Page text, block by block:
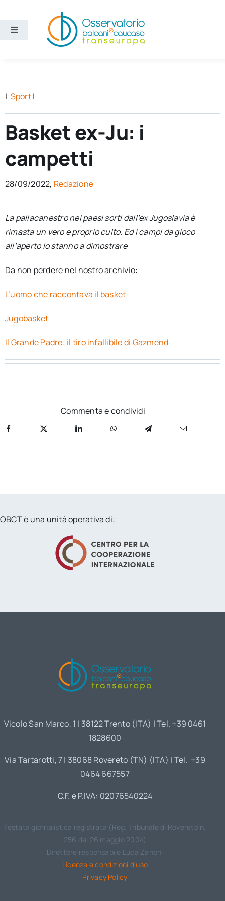
contenuto
Toggle
Ricerca e divulgazione
Sezioni
Chi siamo
Cerca
per:
Ita
| Sport|
Basket ex-Ju: i
campetti
28/09/2022, Redazione
La pallacanestro nei paesi sorti dall’ex Jugoslavia è
rimasta un vero e proprio culto. Ed i campi da gioco
all’aperto lo stanno a dimostrare
Da non perdere nel nostro archivio:
L’uomo che raccontava il basket
Jugobasket
Il Grande Padre: il tiro infallibile di Gazmend
Commenta e condividi
OBCT è una unità operativa di:
Vicolo San Marco, 1 | 38122 Trento (ITA) | Tel. +39 0461
1828600
Via Tartarotti, 7 | 38068 Rovereto (TN) (ITA) | Tel. +39
0464 667557
C.F. e P.IVA: 02076540224
Testata giornalistica registrata (Reg. Tribunale di Rovereto n.
256 del 26 maggio 2004)
Direttore responsabile Luca Zanoni
Licenza e condizioni d’uso
Privacy Policy